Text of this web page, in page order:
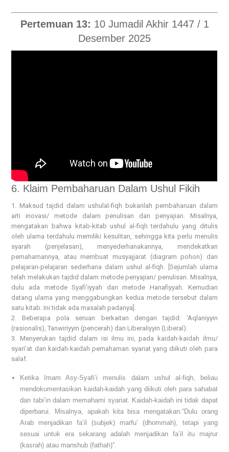
Pertemuan 13: 10 Jumadil Akhir 1447 / 1
Desember 2025
6. Klaim Pembaharuan Dalam Ushul Fikih
1. Maksud tajdid dalam ushulal-fiqh bukanlah pembaharuan dalam
arti inovasi/ metode dalam penulisan dan penyajian. Misalnya,
mengatakan bahwa kitab-kitab ushul al-fiqh terdahulu yang ditulis
oleh ulama terdahulu memiliki kesulitan, sehingga kita perlu menulis
syarah (penjelasan), menyederhanakannya, mendekatkan
pemahamannya, atau membuat musyajjarat (diagram pohon) dan
pelajaran-pelajaran sederhana dalam ushul al-fiqh. [Sejumlah ulama
telah melakukan tajdid dalam metode penyajian/ penulisan. Misalnya,
dulu ada metode Syafi’iyyah dan metode Hanafiyyah. Kemudian
datang ulama yang menggabungkan kedua metode tersebut dalam
satu kitab. Ini tidak ada masalah padanya].
2. Beberapa pola seruan berkaitan dengan tajdid: ‘Aqlaniyyin
(rasionalis), Tanwiriyyin (pencerah) dan Liberaliyyin (Liberal).
3. Menyerukan tajdid dalam isi ilmu ini, pada kaidah-kaidah ilmu/
syari’at dan kaidah-kaidah pemahaman syariat yang diikuti oleh para
salaf.
Ketika Imam Asy-Syafi’i menulis dalam ushul al-fiqh, beliau
mendokumentasikan kaidah-kaidah yang diikuti oleh para sahabat
dan tabi’in dalam memahami syariat. Kaidah-kaidah ini tidak dapat
diperbarui. Misalnya, apakah kita bisa mengatakan:“Dulu orang
Arab menjadikan fa’il (subjek) marfu’ (dhommah), tetapi yang
sesuai untuk era sekarang adalah menjadikan fa’il itu majrur
(kasrah) atau manshub (fathah)”.